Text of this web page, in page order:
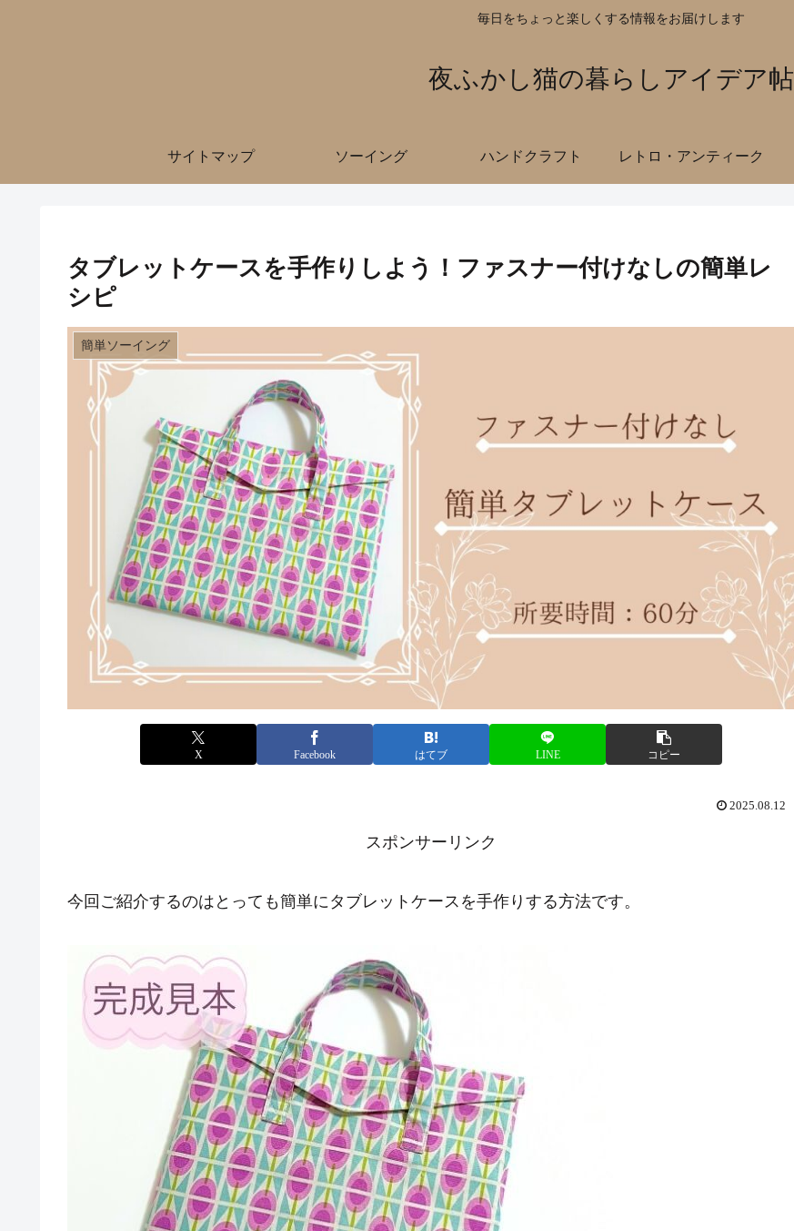
毎日をちょっと楽しくする情報をお届けします
夜ふかし猫の暮らしアイデア帖
サイトマップ ソーイング ハンドクラフト レトロ・アンティーク
タブレットケースを手作りしよう！ファスナー付けなしの簡単レ
シピ
簡単ソーイング
X Facebook はてブ LINE コピー
2025.08.12
スポンサーリンク
今回ご紹介するのはとっても簡単にタブレットケースを手作りする方法です。